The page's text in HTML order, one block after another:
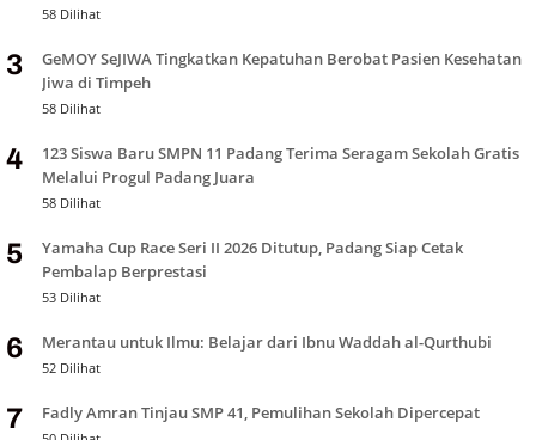
58 Dilihat
3
GeMOY SeJIWA Tingkatkan Kepatuhan Berobat Pasien Kesehatan
Jiwa di Timpeh
58 Dilihat
4
123 Siswa Baru SMPN 11 Padang Terima Seragam Sekolah Gratis
Melalui Progul Padang Juara
58 Dilihat
5
Yamaha Cup Race Seri II 2026 Ditutup, Padang Siap Cetak
Pembalap Berprestasi
53 Dilihat
6 Merantau untuk Ilmu: Belajar dari Ibnu Waddah al-Qurthubi
52 Dilihat
7 Fadly Amran Tinjau SMP 41, Pemulihan Sekolah Dipercepat